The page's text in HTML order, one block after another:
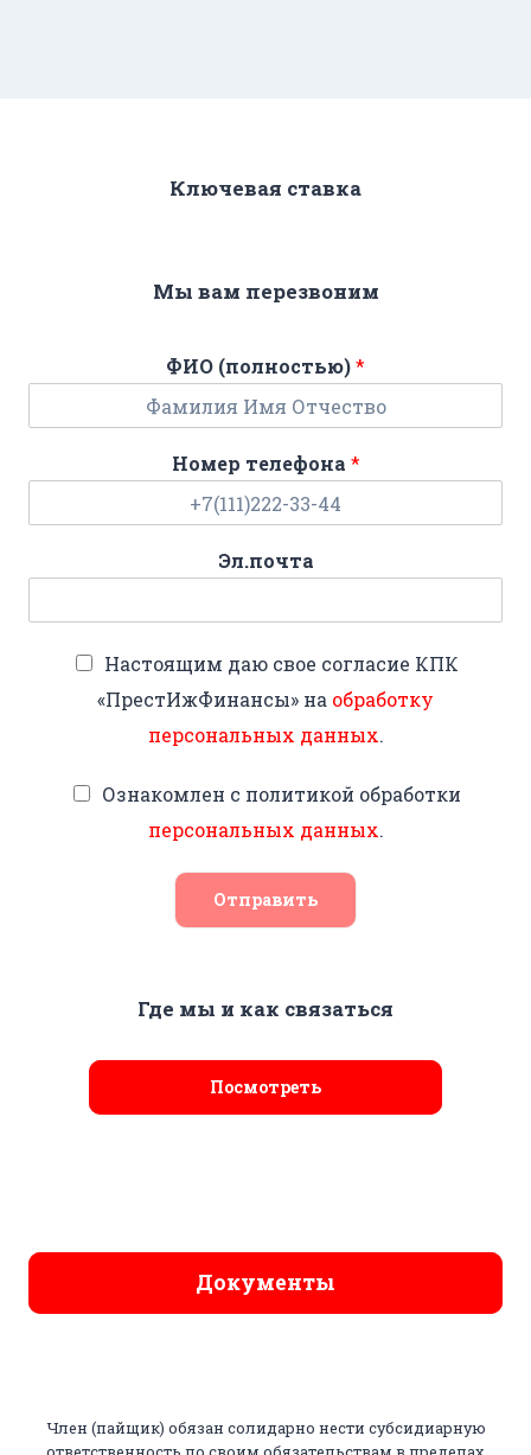
Ключевая ставка
Мы вам перезвоним
ФИО (полностью)*
Номер телефона *
Эл.почта
Настоящим даю свое согласие КПК
«ПрестИжФинансы» на обработку
персональных данных.
Ознакомлен с политикой обработки
персональных данных.
Отправить
Где мы и как связаться
Посмотреть
Документы
Член (пайщик) обязан солидарно нести субсидиарную